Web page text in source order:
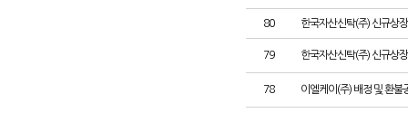
80 한국자산신탁(주) 신규상
79 한국자산신탁(주) 신규상
78 이엘케이(주) 배정 및 환불